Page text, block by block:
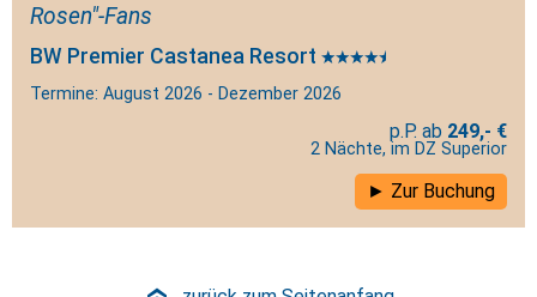
Rosen"-Fans
BW Premier Castanea Resort
Termine: August 2026 - Dezember 2026
249,- €
2 Nächte, im DZ Superior
Zur Buchung